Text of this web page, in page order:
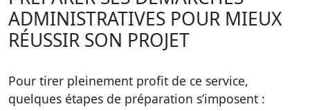
ADMINISTRATIVES POUR MIEUX
RÉUSSIR SON PROJET
Pour tirer pleinement profit de ce service,
quelques étapes de préparation s’imposent :